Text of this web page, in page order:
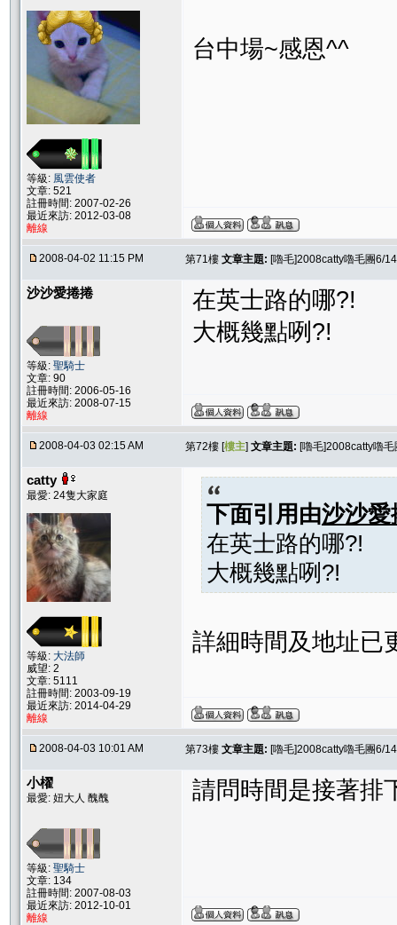
等級: 風雲使者
文章: 521
註冊時間: 2007-02-26
最近來訪: 2012-03-08
離線
台中場~感恩^^
2008-04-02 11:15 PM 第71樓 文章主題: [嚕毛]2008catty嚕毛團6/
沙沙愛捲捲
等級: 聖騎士
文章: 90
註冊時間: 2006-05-16
最近來訪: 2008-07-15
離線
在英士路的哪?!
大概幾點咧?!
2008-04-03 02:15 AM 第72樓 [樓主] 文章主題: [嚕毛]2008catty嚕
catty
最愛: 24隻大家庭
等級: 大法師
威望: 2
文章: 5111
註冊時間: 2003-09-19
最近來訪: 2014-04-29
離線
下面引用由沙沙愛
在英士路的哪?!
大概幾點咧?!
詳細時間及地址已
2008-04-03 10:01 AM 第73樓 文章主題: [嚕毛]2008catty嚕毛團6/
小櫂
最愛: 妞大人 醜醜
等級: 聖騎士
文章: 134
註冊時間: 2007-08-03
最近來訪: 2012-10-01
離線
請問時間是接著排